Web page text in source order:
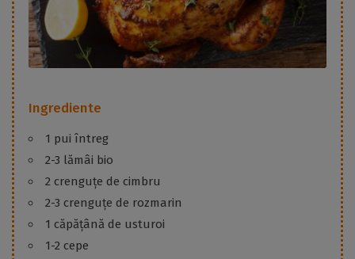
Ingrediente
1 pui întreg
2-3 lămâi bio
2 crenguțe de cimbru
2-3 crenguțe de rozmarin
1 căpățână de usturoi
1-2 cepe